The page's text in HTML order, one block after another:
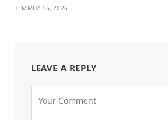
TEMMUZ 16, 2026
LEAVE A REPLY